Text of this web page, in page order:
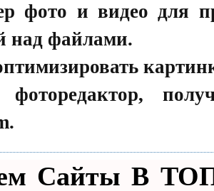
фото и видео для
над файлами.
фоторедактор,
Сайты В